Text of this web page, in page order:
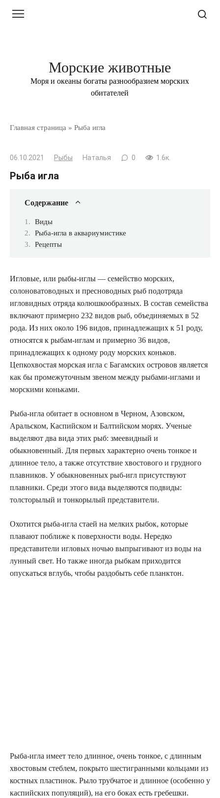
Морские животные
Моря и океаны богаты разнообразием морских
обитателей
Главная страница » Рыба игла
06.10.2021 Рыбы Наталья 0 1.6к.
Рыба игла
Содержание
Виды
Рыба-игла в аквариумистике
Рецепты
Игловые, или рыбы-иглы — семейство морских,
солоноватоводных и пресноводных рыб подотряда
игловидных отряда колюшкообразных. В состав семейства
включают примерно 232 видов рыб, объединяемых в 52
рода. Из них около 196 видов, принадлежащих к 51 роду,
относятся к рыбам-иглам и примерно 36 видов,
принадлежащих к одному роду морских коньков.
Цепкохвостая морская игла с Багамских островов является
как бы промежуточным звеном между рыбами-иглами и
морскими коньками.
Рыба-игла обитает в основном в Черном, Азовском,
Аральском, Каспийском и Балтийском морях. Ученые
выделяют два вида этих рыб: змеевидный и
обыкновенный. Для первых характерно очень тонкое и
длинное тело, а также отсутствие хвостового и грудного
плавников. У обыкновенных рыб-игл присутствуют
плавники. Среди этого вида выделяются подвиды:
толсторылый и тонкорылый представители.
Охотится рыба-игла стаей на мелких рыбок, которые
плавают поближе к поверхности воды. Нередко
представители игловых ночью выпрыгивают из воды на
лунный свет. Но также иногда рыбкам приходится
опускаться вглубь, чтобы раздобыть себе планктон.
Рыба-игла имеет тело длинное, очень тонкое, с длинным
хвостовым стеблем, покрыто шестигранными кольцами из
костных пластинок. Рыло трубчатое и длинное (особенно у
каспийских популяций), на его боках есть гребешки.